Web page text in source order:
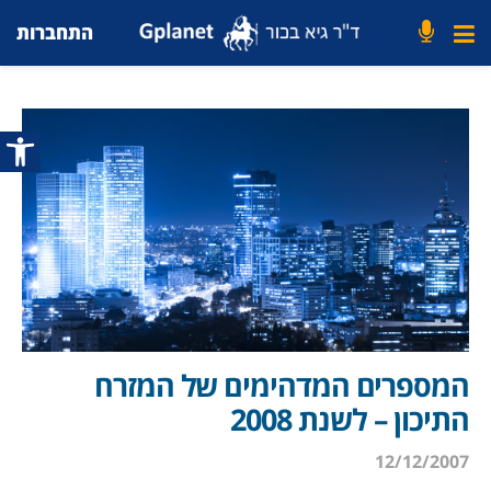
פתח
התחברות
המספרים המדהימים של המזרח
התיכון – לשנת 2008
12/12/2007